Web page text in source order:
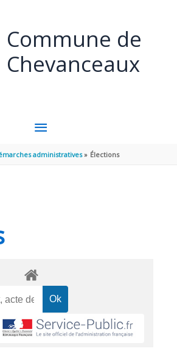
Commune de
Chevanceaux
MENU
PRINCIPAL
administratives Élections